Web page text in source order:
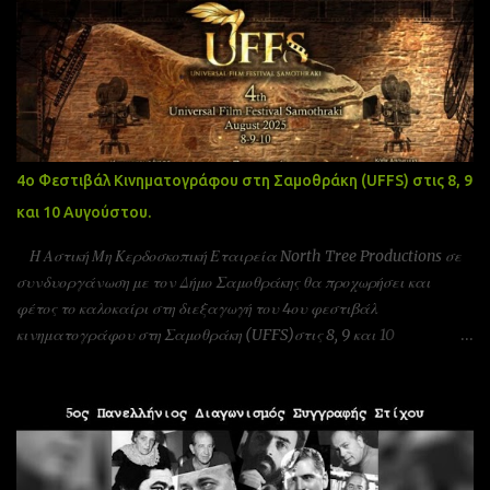
4ο Φεστιβάλ Κινηματογράφου στη Σαμοθράκη (UFFS) στις 8, 9
και 10 Αυγούστου.
Η Αστική Μη Κερδοσκοπική Εταιρεία North Tree Productions σε
συνδυοργάνωση με τον Δήμο Σαμοθράκης θα προχωρήσει και
φέτος το καλοκαίρι στη διεξαγωγή του 4ου φεστιβάλ
κινηματογράφου στη Σαμοθράκη (UFFS)στις 8, 9 και 10
πρεσβίας Τσεχίας όπως επίσης και υπο την Αιγίδα της Unesco
Πειραιώς και νήσων και της Action Art καθώς και της Εταιρεία
Ελλήνων Σκηνοθετών και της Ένωσης Σεναριογράφων Ελλάδας. Το